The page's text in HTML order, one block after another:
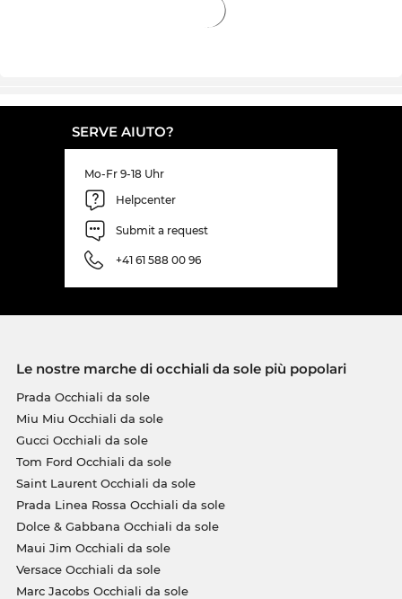
SERVE AIUTO?
Mo-Fr 9-18 Uhr
Helpcenter
Submit a request
+41 61 588 00 96
Le nostre marche di occhiali da sole più popolari
Prada Occhiali da sole
Miu Miu Occhiali da sole
Gucci Occhiali da sole
Tom Ford Occhiali da sole
Saint Laurent Occhiali da sole
Prada Linea Rossa Occhiali da sole
Dolce & Gabbana Occhiali da sole
Maui Jim Occhiali da sole
Versace Occhiali da sole
Marc Jacobs Occhiali da sole